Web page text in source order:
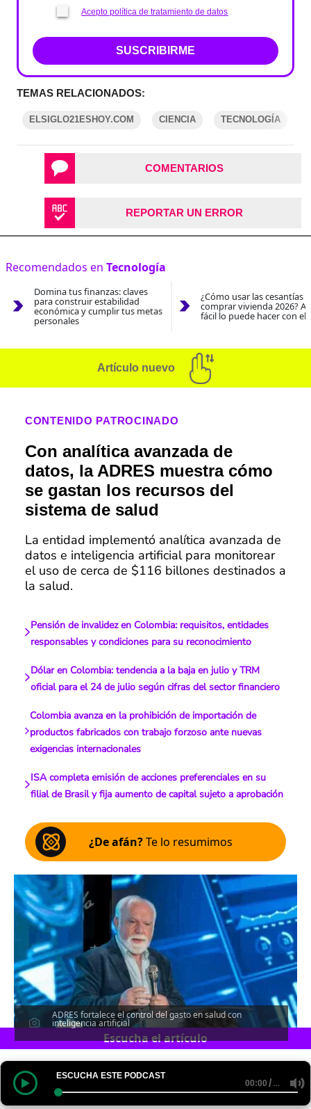
Acepto política de tratamiento de datos
SUSCRIBIRME
TEMAS RELACIONADOS:
ELSIGLO21ESHOY.COM CIENCIA TECNOLOGÍA
COMENTARIOS
REPORTAR UN ERROR
Recomendados en Tecnología
Domina tus finanzas: claves
para construir estabilidad
económica y cumplir tus metas
personales
¿Cómo usar las cesantías
comprar vivienda 2026?
fácil lo puede hacer con el
Artículo nuevo
CONTENIDO PATROCINADO
Con analítica avanzada de
datos, la ADRES muestra cómo
se gastan los recursos del
sistema de salud
La entidad implementó analítica avanzada de
datos e inteligencia artificial para monitorear
el uso de cerca de $116 billones destinados a
la salud.
Pensión de invalidez en Colombia: requisitos, entidades
responsables y condiciones para su reconocimiento
Dólar en Colombia: tendencia a la baja en julio y TRM
oficial para el 24 de julio según cifras del sector financiero
Colombia avanza en la prohibición de importación de
productos fabricados con trabajo forzoso ante nuevas
exigencias internacionales
ISA completa emisión de acciones preferenciales en su
filial de Brasil y fija aumento de capital sujeto a aprobación
¿De afán?Te lo resumimos
ADRES fortalece el control del gasto en salud con
inteligencia artificial
Escucha el artículo
ESCUCHA ESTE PODCAST
00:00 /…